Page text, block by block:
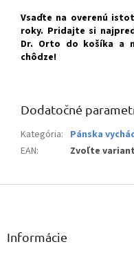
Vsaďte na overenú
roky. Pridajte si
Dr. Orto do košíka a
chôdze!
Dodatočné
Kategória: Pánska
EAN: Zvoľte variant
Z
Informácie